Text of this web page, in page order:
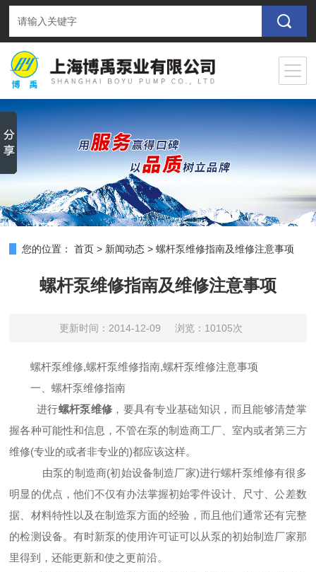
您的位置： 首页 > 新闻动态 >螺杆泵维修指南及维修注意事项
螺杆泵维修指南及维修注意事项
更新时间：2014-12-09 浏览：10105次
螺杆泵维修,螺杆泵维修指南,螺杆泵维修注意事项
一、螺杆泵维修指南
进行螺杆泵维修 ，要具有专业基础知识，而且能够清楚掌
握各种可能性和信息，不管在泵的制造商工厂、室内或者第三方
维修(专业的或者非专业的)都应该这样。
由泵的制造商(初始设备制造厂家)进行螺杆泵维修有很多
明显的优点，他们不仅有办法掌握初始零件设计、尺寸、公差数
据、材料特性以及在制造泵方面的经验，而且他们通常还有完整
的检测设备。有时新泵的使用许可证可以从泵的初始制造厂家那
里得到，还能更新和使之更前沿。